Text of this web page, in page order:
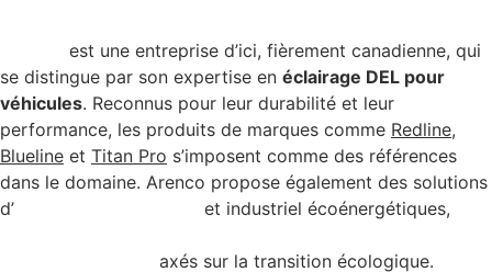
est une entreprise d’ici, fièrement canadienne, qui
se distingue par son expertise en éclairage DEL pour
véhicules. Reconnus pour leur durabilité et leur
performance, les produits de marques comme Redline,
Blueline et Titan Pro s’imposent comme des références
dans le domaine. Arenco propose également des solutions
d’
et industriel écoénergétiques,
axés sur la transition écologique.